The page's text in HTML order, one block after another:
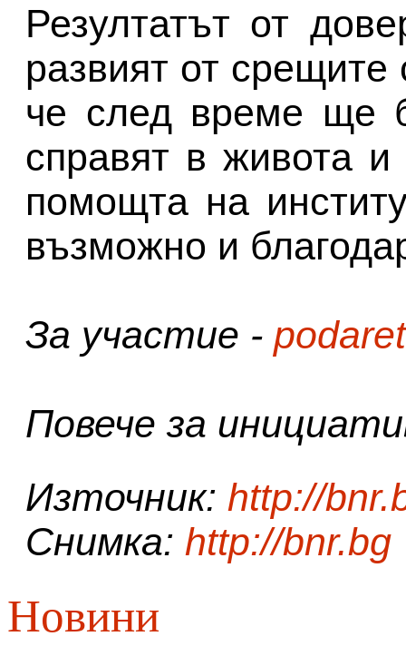
Резултатът от
развият от
че след време ще
справят в живота и
помощта на
възможно и
За участие -
Повече за
Източник: http://
Снимка: http://bnr.bg
Новини